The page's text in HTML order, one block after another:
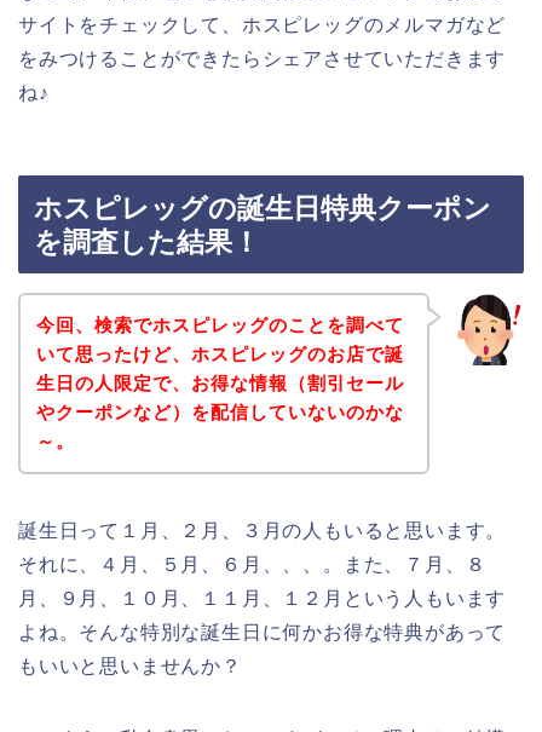
サイトをチェックして、ホスピレッグのメルマガなど
をみつけることができたらシェアさせていただきます
ね♪
ホスピレッグの誕生日特典クーポン
を調査した結果！
今回、検索でホスピレッグのことを調べて
いて思ったけど、ホスピレッグのお店で誕
生日の人限定で、お得な情報（割引セール
やクーポンなど）を配信していないのかな
～。
誕生日って１月、２月、３月の人もいると思います。
それに、４月、５月、６月、、、。また、７月、８
月、９月、１０月、１１月、１２月という人もいます
よね。そんな特別な誕生日に何かお得な特典があって
もいいと思いませんか？